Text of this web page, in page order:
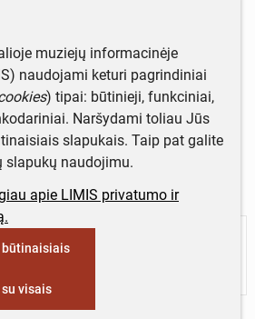
59,7 cm
apie objektą?
muziejų informacinėje
naudojami keturi pagrindiniai
) tipai: būtinieji, funkciniai,
Naršydami toliau Jūs
slapukais. Taip pat galite
slapukų naudojimu.
apie LIMIS privatumo ir
būtinaisiais
su visais